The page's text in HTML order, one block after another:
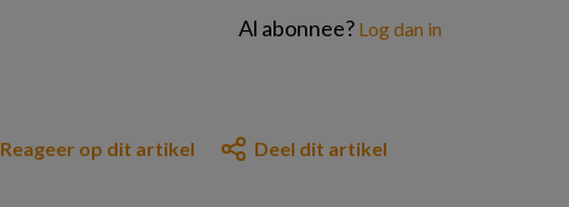
Al abonnee? Log dan in
Reageer op dit artikel Deel dit artikel